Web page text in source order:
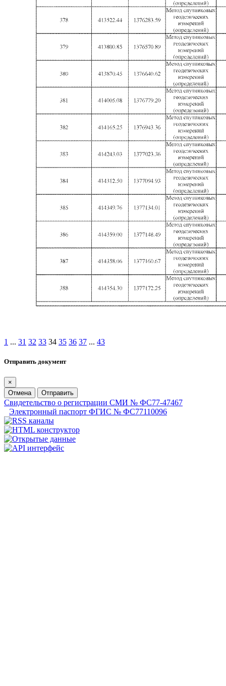
1 ... 31 32 33 34 35 36 37 ... 43
Отправить документ
×
Отмена
Отправить
Свидетельство о регистрации СМИ № ФС77-47467
Электронный паспорт ФГИС № ФС77110096